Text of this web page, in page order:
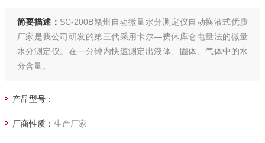
简要描述： SC-200B赣州自动微量水分测定仪自动换液式优质
厂家是我公司研发的第三代采用卡尔—费休库仑电量法的微量
水分测定仪。在一分钟内快速测定出液体、固体、气体中的水
分含量。
产品型号：
厂商性质： 生产厂家